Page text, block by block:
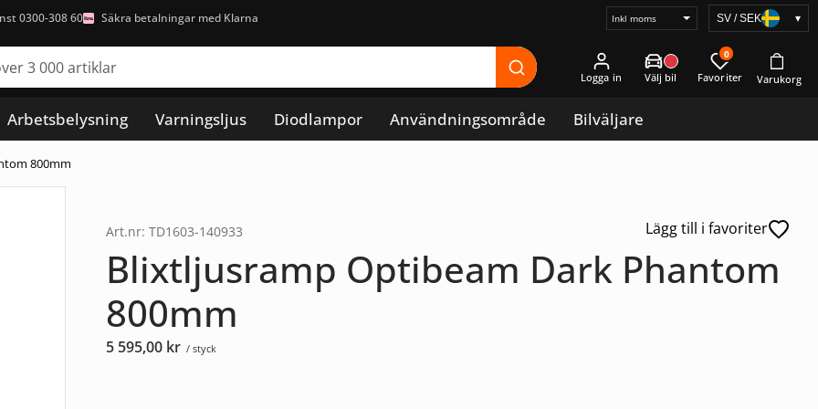
0300-308 60 Säkra betalningar med Klarna
Välj
SV / SEK ▾
Logga in
0
Arbetsbelysning Varningsljus Diodlampor Användningsområde Bilväljare
800mm
Lägg till i favoriter
Art.nr: TD1603-140933
Blixtljusramp Optibeam Dark Phantom
800mm
5 595,00 kr / styck